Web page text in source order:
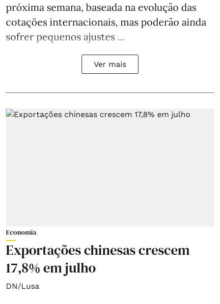
próxima semana, baseada na evolução das
cotações internacionais, mas poderão ainda
sofrer pequenos ajustes ...
Ver mais
Economia
Exportações chinesas crescem
17,8% em julho
DN/Lusa